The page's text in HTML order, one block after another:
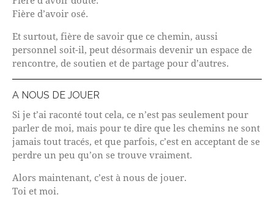
Fière d’avoir osé.
Et surtout, fière de savoir que ce chemin, aussi
personnel soit-il, peut désormais devenir un espace de
rencontre, de soutien et de partage pour d’autres.
A NOUS DE JOUER
Si je t’ai raconté tout cela, ce n’est pas seulement pour
parler de moi, mais pour te dire que les chemins ne sont
jamais tout tracés, et que parfois, c’est en acceptant de se
perdre un peu qu’on se trouve vraiment.
Alors maintenant, c’est à nous de jouer.
Toi et moi.